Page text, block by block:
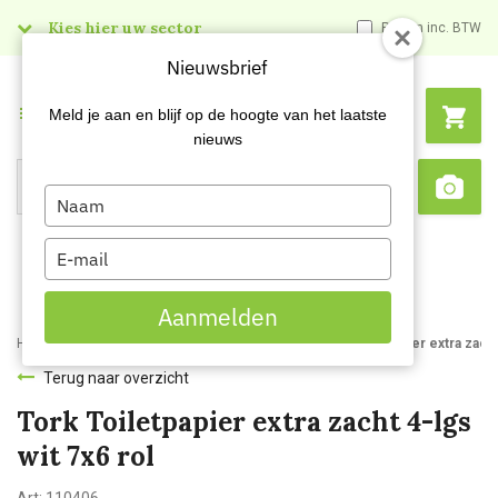
Kies hier uw sector Prijzen inc. BTW
Search
Menu
Home Webshop Hygienepapier Toiletpapier Tork Toiletpapier extra
Terug naar overzicht
Tork Toiletpapier extra zacht 4-lgs
wit 7x6 rol
Nieuwsbrief
Meld je aan en blijf op de hoogte van het laatste
nieuws
Type
your
name
Type
your
email
Aanmelden